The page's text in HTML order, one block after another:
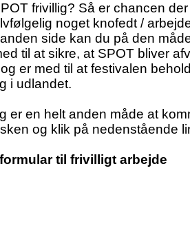
frivillig? Så er chancen
noget knofedt /
side kan du på den
til at sikre, at SPOT bliver
er med til at festivalen
i udlandet.
er en helt anden måde at
og klik på nedenstående
til frivilligt arbejde